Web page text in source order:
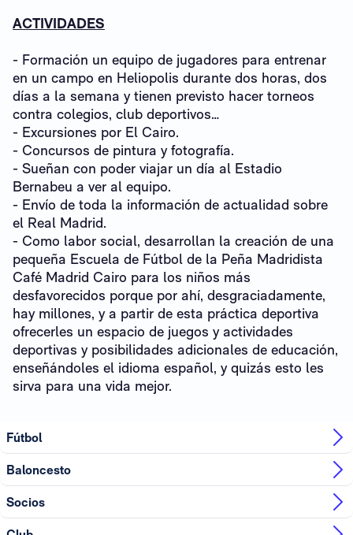
ACTIVIDADES
- Formación un equipo de jugadores para entrenar
en un campo en Heliopolis durante dos horas, dos
días a la semana y tienen previsto hacer torneos
contra colegios, club deportivos…
- Excursiones por El Cairo.
- Concursos de pintura y fotografía.
- Sueñan con poder viajar un día al Estadio
Bernabeu a ver al equipo.
- Envío de toda la información de actualidad sobre
el Real Madrid.
- Como labor social, desarrollan la creación de una
pequeña Escuela de Fútbol de la Peña Madridista
Café Madrid Cairo para los niños más
desfavorecidos porque por ahí, desgraciadamente,
hay millones, y a partir de esta práctica deportiva
ofrecerles un espacio de juegos y actividades
deportivas y posibilidades adicionales de educación,
enseñándoles el idioma español, y quizás esto les
sirva para una vida mejor.
Fútbol
Baloncesto
Socios